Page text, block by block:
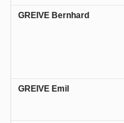
GREIVE Bernhard
GREIVE Emil